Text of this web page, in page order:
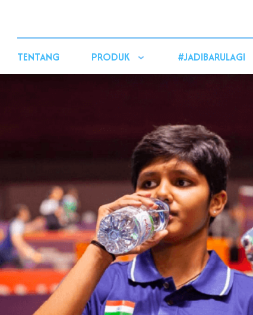
TENTANG PRODUK #JADIBARULAGI